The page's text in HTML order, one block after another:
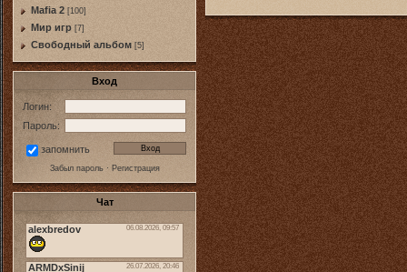
Mafia 2 [100]
Мир игр [7]
Свободный альбом [5]
Вход
Логин:
Пароль:
запомнить
Забыл пароль· Регистрация
Чат